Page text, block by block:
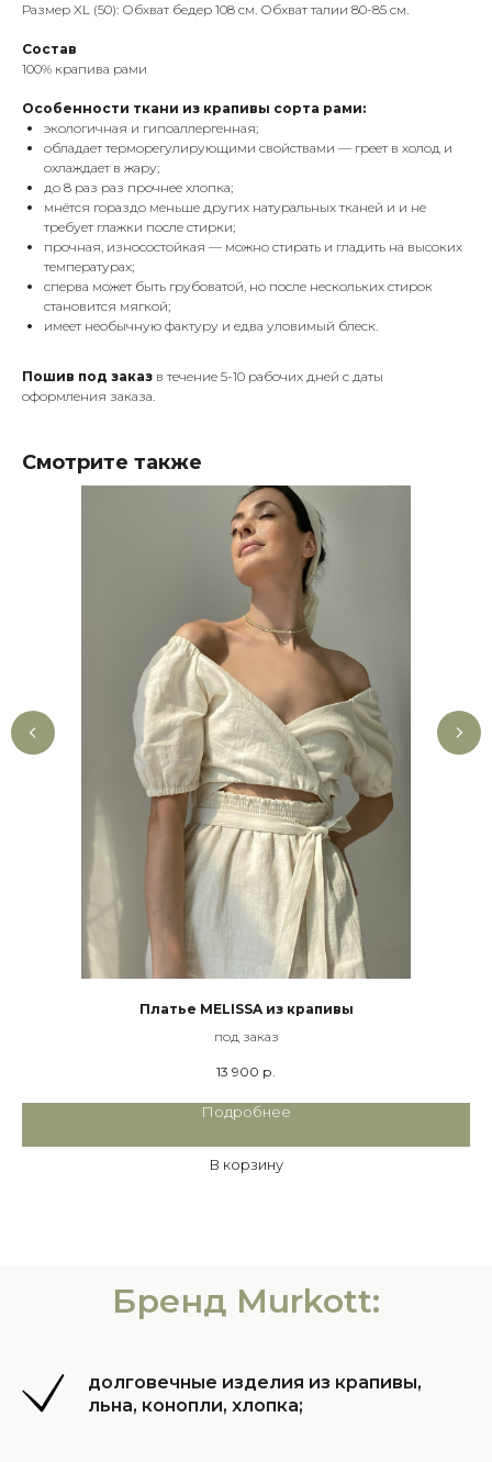
Размер XL (50): Обхват бедер 108 см. Обхват талии 80-85 см.
Состав
100% крапива рами
Особенности ткани из крапивы сорта рами:
экологичная и гипоаллергенная;
обладает терморегулирующими свойствами — греет в холод и
охлаждает в жару;
до 8 раз раз прочнее хлопка;
мнётся гораздо меньше других натуральных тканей и и не
требует глажки после стирки;
прочная, износостойкая — можно стирать и гладить на высоких
температурах;
сперва может быть грубоватой, но после нескольких стирок
становится мягкой;
имеет необычную фактуру и едва уловимый блеск.
Пошив под заказ в течение 5-10 рабочих дней с даты
оформления заказа.
Смотрите также
Платье MELISSA из крапивы
под заказ
13 900 р.
Подробнее
В корзину
Бренд Murkott:
долговечные изделия из крапивы,
льна, конопли, хлопка;